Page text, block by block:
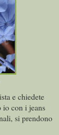
e chiedete
con i jeans
si prendono